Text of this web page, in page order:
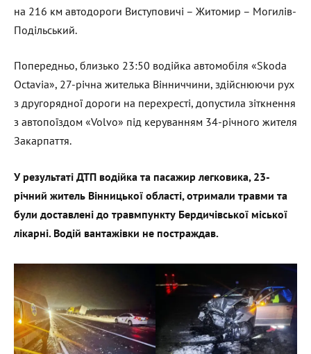
на 216 км автодороги Виступовичі – Житомир – Могилів-
Подільський.
Попередньо, близько 23:50 водійка автомобіля «Skoda
Octavia», 27-річна жителька Вінниччини, здійснюючи рух
з другорядної дороги на перехресті, допустила зіткнення
з автопоїздом «Volvo» під керуванням 34-річного жителя
Закарпаття.
У результаті ДТП водійка та пасажир легковика, 23-
річний житель Вінницької області, отримали травми та
були доставлені до травмпункту Бердичівської міської
лікарні. Водій вантажівки не постраждав.